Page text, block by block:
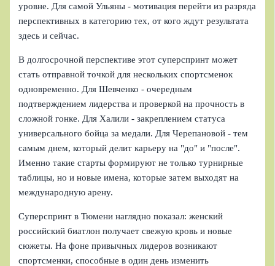
уровне. Для самой Ульяны - мотивация перейти из разряда
перспективных в категорию тех, от кого ждут результата
здесь и сейчас.
В долгосрочной перспективе этот суперспринт может
стать отправной точкой для нескольких спортсменок
одновременно. Для Шевченко - очередным
подтверждением лидерства и проверкой на прочность в
сложной гонке. Для Халили - закреплением статуса
универсального бойца за медали. Для Черепановой - тем
самым днем, который делит карьеру на "до" и "после".
Именно такие старты формируют не только турнирные
таблицы, но и новые имена, которые затем выходят на
международную арену.
Суперспринт в Тюмени наглядно показал: женский
российский биатлон получает свежую кровь и новые
сюжеты. На фоне привычных лидеров возникают
спортсменки, способные в один день изменить